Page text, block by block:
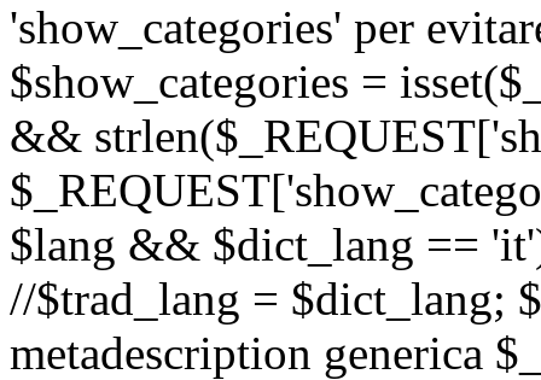
'show_categories' per
$show_categories =
&&
$lang && $dict_lang ==
//$trad_lang = $dict_lang;
metadescription generica